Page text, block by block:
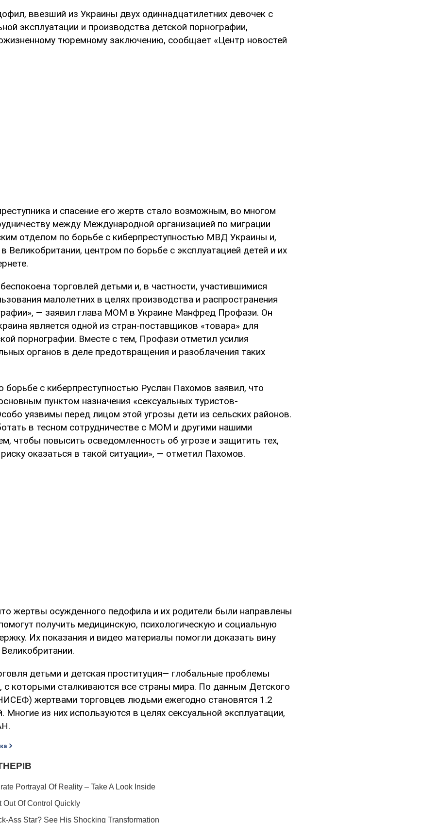
ввезший из Украины двух одиннадцатилетних девочек с
эксплуатации и производства детской порнографии,
тюремному заключению, сообщает «Центр новостей
и спасение его жертв стало возможным, во многом
между Международной организацией по миграции
отделом по борьбе с киберпреступностью МВД Украины и,
Великобритании, центром по борьбе с эксплуатацией детей и их
торговлей детьми и, в частности, участившимися
малолетних в целях производства и распространения
— заявил глава МОМ в Украине Манфред Профази. Он
является одной из стран-поставщиков «товара» для
порнографии. Вместе с тем, Профази отметил усилия
органов в деле предотвращения и разоблачения таких
борьбе с киберпреступностью Руслан Пахомов заявил, что
пунктом назначения «сексуальных туристов-
уязвимы перед лицом этой угрозы дети из сельских районов.
в тесном сотрудничестве с МОМ и другими нашими
чтобы повысить осведомленность об угрозе и защитить тех,
оказаться в такой ситуации», — отметил Пахомов.
жертвы осужденного педофила и их родители были направлены
получить медицинскую, психологическую и социальную
Их показания и видео материалы помогли доказать вину
детьми и детская проституция— глобальные проблемы
с которыми сталкиваются все страны мира. По данным Детского
жертвами торговцев людьми ежегодно становятся 1.2
Многие из них используются в целях сексуальной эксплуатации,